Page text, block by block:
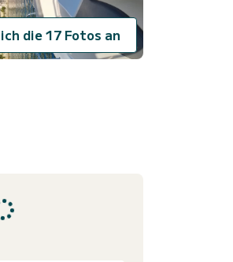
Sehen Sie sich die 17 Fotos an